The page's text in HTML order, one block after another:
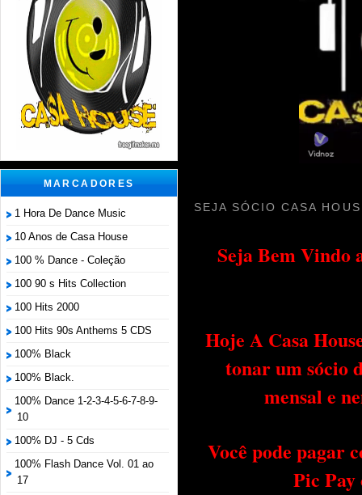
MARCADORES
1 Hora De Dance Music
10 Anos de Casa House
100 % Dance - Coleção
100 90 s Hits Collection
100 Hits 2000
100 Hits 90s Anthems 5 CDS
100% Black
100% Black.
100% Dance 1-2-3-4-5-6-7-8-9-
10
100% DJ - 5 Cds
100% Flash Dance Vol. 01 ao
17
SEJA SÓCIO CASA
Seja Bem Vindo
Hoje A Casa
tonar um sócio
mensal e
Você pode pagar
Pic